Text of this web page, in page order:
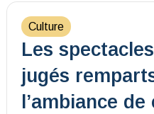
Culture
Les
jugés
l’ambiance de